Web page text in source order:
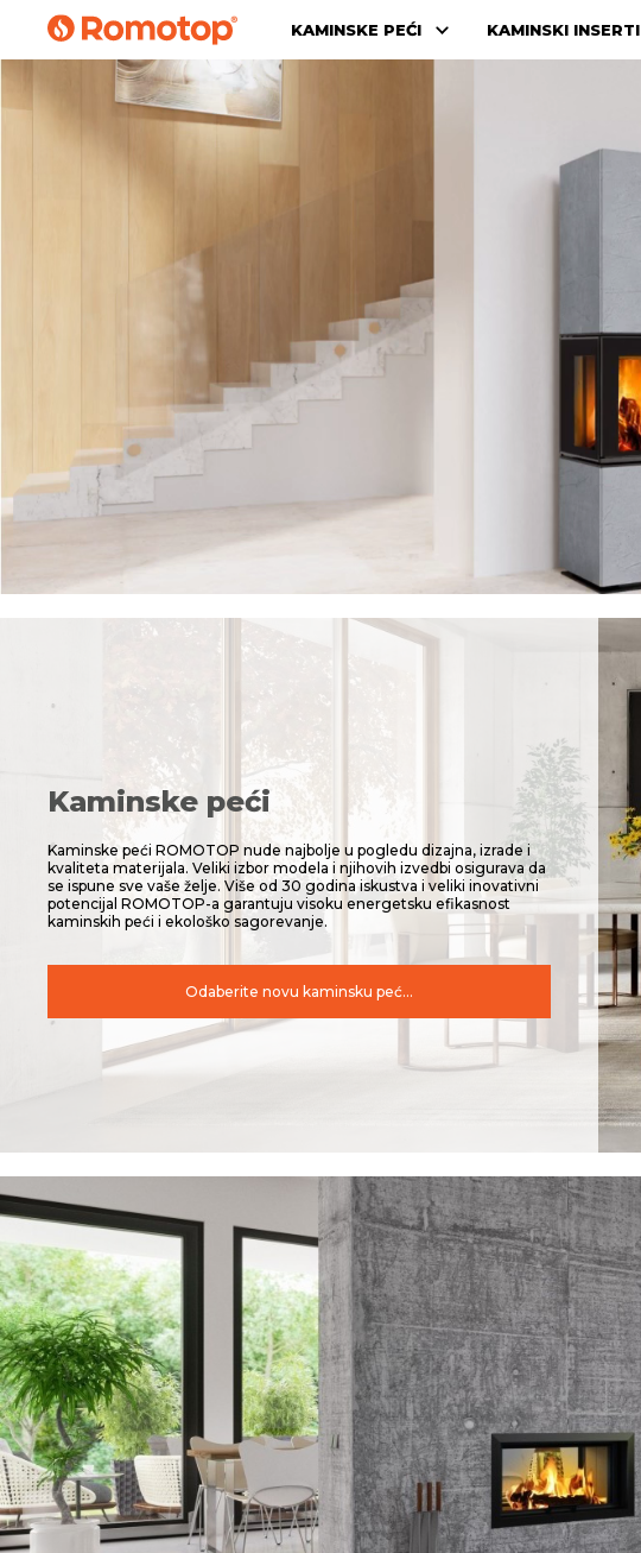
KAMINSKE PEĆI KAMINSKI INSERTI
Kaminske peći
Kaminske peći ROMOTOP nude najbolje u pogledu dizajna, izrade i
kvaliteta materijala. Veliki izbor modela i njihovih izvedbi osigurava da
se ispune sve vaše želje. Više od 30 godina iskustva i veliki inovativni
potencijal ROMOTOP-a garantuju visoku energetsku efikasnost
kaminskih peći i ekološko sagorevanje.
Odaberite novu kaminsku peć...